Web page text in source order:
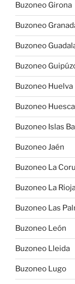
Buzoneo Girona
Buzoneo
Buzoneo
Buzoneo
Buzoneo Huelva
Buzoneo Huesca
Buzoneo Islas
Buzoneo Jaén
Buzoneo La
Buzoneo La
Buzoneo Las
Buzoneo León
Buzoneo Lleida
Buzoneo Lugo